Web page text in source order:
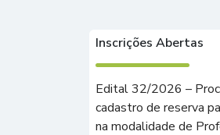
Inscrições Abertas
Edital 32/2026 –
cadastro de reserva
na modalidade de